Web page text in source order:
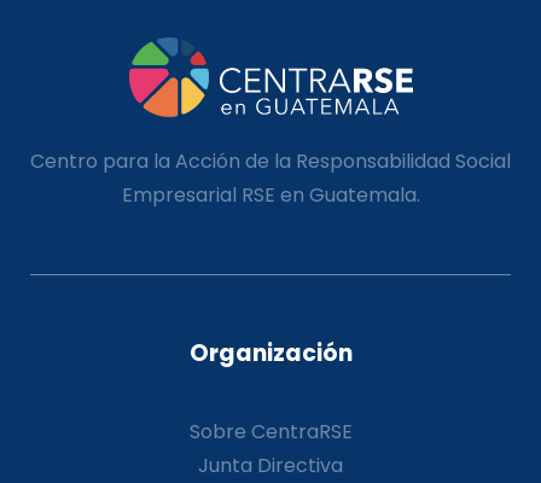
Centro para la Acción de la Responsabilidad Social
Empresarial RSE en Guatemala.
Organización
Sobre CentraRSE
Junta Directiva